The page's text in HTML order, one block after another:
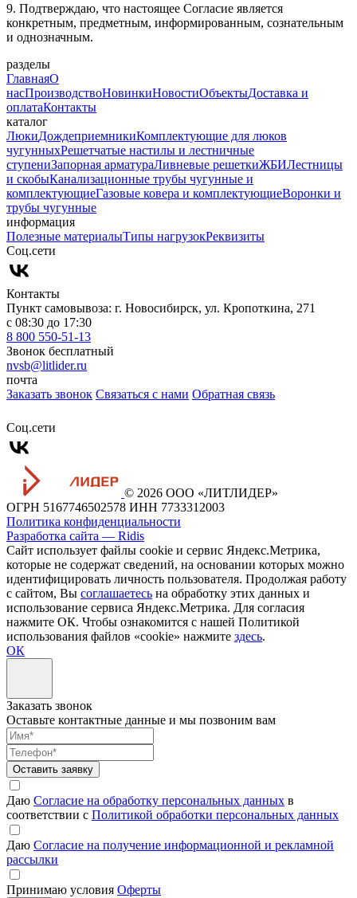
9. Подтверждаю, что настоящее Согласие является
конкретным, предметным, информированным, сознательным
и однозначным.
разделы
ГлавнаяО
насПроизводствоНовинкиНовостиОбъектыДоставка и
оплатаКонтакты
каталог
ЛюкиДождеприемникиКомплектующие для люков
чугунныхРешетчатые настилы и лестничные
ступениЗапорная арматураЛивневые решеткиЖБИЛестницы
и скобыКанализационные трубы чугунные и
комплектующиеГазовые ковера и комплектующиеВоронки и
трубы чугунные
информация
Полезные материалыТипы нагрузокРеквизиты
Cоц.сети
Контакты
Пункт самовывоза: г. Новосибирск, ул. Кропоткина, 271
с 08:30 до 17:30
8 800 550-51-13
Звонок бесплатный
nvsb@litlider.ru
почта
Заказать звонок Связаться с нами Обратная связь
Cоц.сети
© 2026 ООО «ЛИТЛИДЕР»
ОГРН 5167746502578 ИНН 7733312003
Политика конфиденциальности
Разработка сайта — Ridis
Сайт использует файлы cookie и сервис Яндекс.Метрика,
которые не содержат сведений, на основании которых можно
идентифицировать личность пользователя. Продолжая работу
с сайтом, Вы соглашаетесь на обработку этих данных и
использование сервиса Яндекс.Метрика. Для согласия
нажмите ОК. Чтобы ознакомится с нашей Политикой
использования файлов «cookie» нажмите здесь.
ОК
Заказать звонок
Оставьте контактные данные и мы позвоним вам
Оставить заявку
Даю Согласие на обработку персональных данных в
соответствии с Политикой обработки персональных данных
Даю Согласие на получение информационной и рекламной
рассылки
Принимаю условия Оферты